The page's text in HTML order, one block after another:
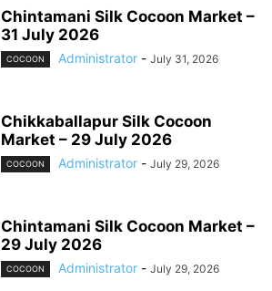
Chintamani Silk Cocoon Market –
31 July 2026
COCOON Administrator - July 31, 2026
Chikkaballapur Silk Cocoon
Market – 29 July 2026
COCOON Administrator - July 29, 2026
Chintamani Silk Cocoon Market –
29 July 2026
COCOON Administrator - July 29, 2026